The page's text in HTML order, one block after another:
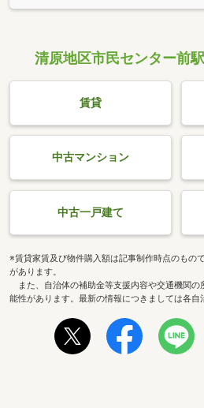
清原地区市民センター前
賃貸
中古マンション
中古一戸建て
※賃貸家賃及び物件購入額は記事制作時点のもの
があります。
また、自治体の補助金等支援内容や交通機関の
能性があります。最新の情報につきましては各自